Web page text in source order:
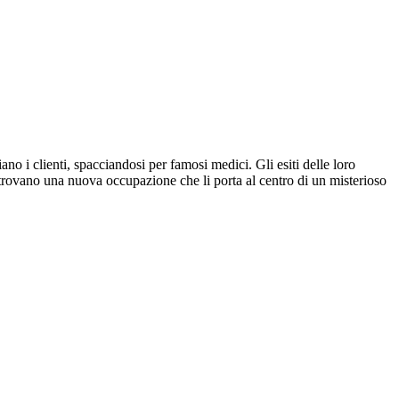
i clienti, spacciandosi per famosi medici. Gli esiti delle loro
una nuova occupazione che li porta al centro di un misterioso